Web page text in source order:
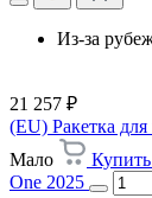
Из-за
21 257 ₽
(EU) Ракетка
Мало
Купить
One 2025